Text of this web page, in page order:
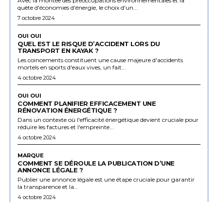
quête d'économies d'énergie, le choix d'un...
7 octobre 2024
OUI OUI
QUEL EST LE RISQUE D’ACCIDENT LORS DU
TRANSPORT EN KAYAK ?
Les coincements constituent une cause majeure d'accidents
mortels en sports d'eaux vives, un fait...
4 octobre 2024
OUI OUI
COMMENT PLANIFIER EFFICACEMENT UNE
RÉNOVATION ÉNERGÉTIQUE ?
Dans un contexte où l'efficacité énergétique devient cruciale pour
réduire les factures et l'empreinte...
4 octobre 2024
MARQUE
COMMENT SE DÉROULE LA PUBLICATION D’UNE
ANNONCE LÉGALE ?
Publier une annonce légale est une étape cruciale pour garantir
la transparence et la...
4 octobre 2024